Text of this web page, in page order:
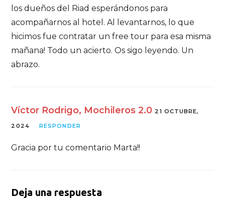
los dueños del Riad esperándonos para
acompañarnos al hotel. Al levantarnos, lo que
hicimos fue contratar un free tour para esa misma
mañana! Todo un acierto. Os sigo leyendo. Un
abrazo.
Víctor Rodrigo, Mochileros 2.0 21 OCTUBRE,
2024 RESPONDER
Gracia por tu comentario Marta!!
Deja una respuesta